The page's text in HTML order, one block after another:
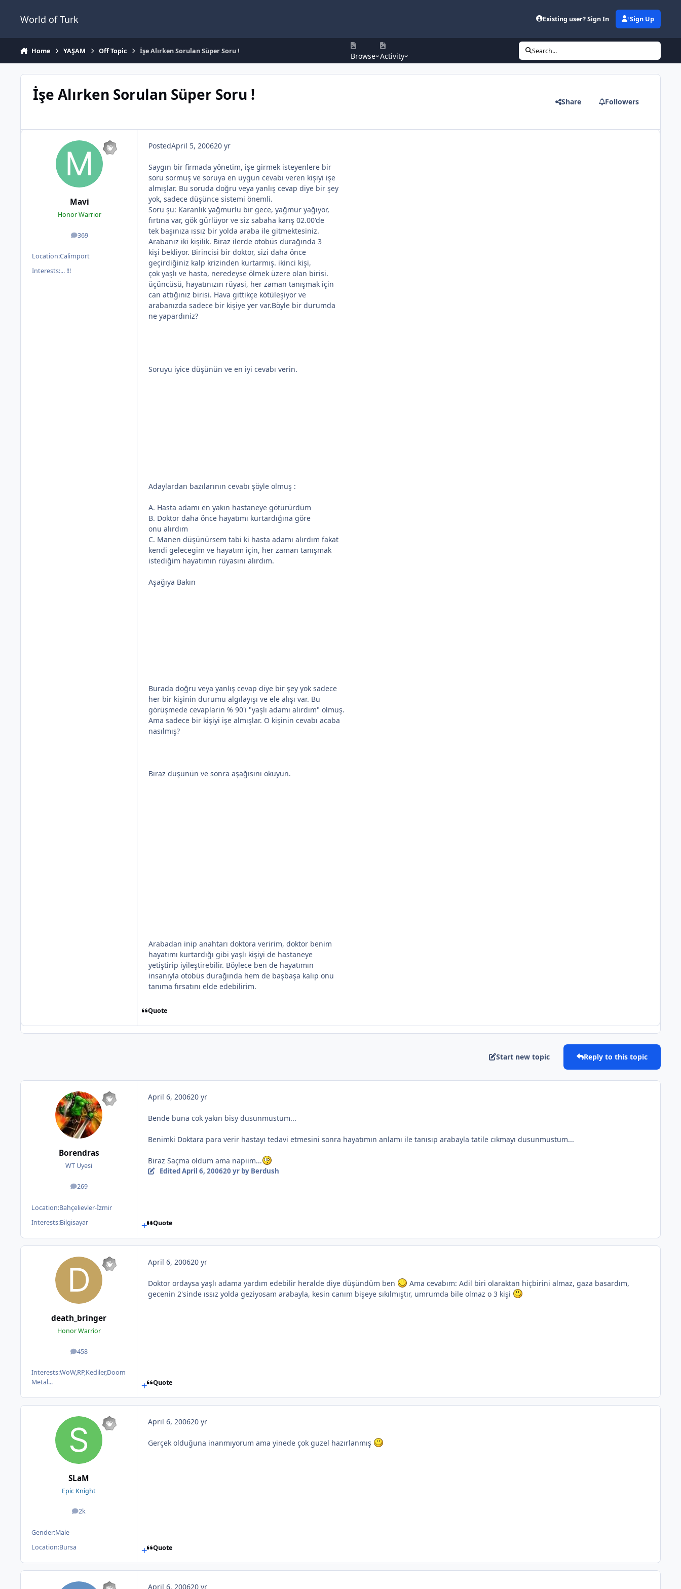
World of Turk Existing user? Sign In Sign Up
Home YAŞAM Off Topic İşe Alırken Sorulan Süper Soru !
Browse Activity
Search...
İşe Alırken Sorulan Süper Soru ! Share Followers
Mavi
Honor Warrior
369
posts
Location:Calimport
Interests:... !!!
PostedApril 5, 200620 yr
Saygın bir firmada yönetim, işe girmek isteyenlere bir
soru sormuş ve soruya en uygun cevabı veren kişiyi işe
almışlar. Bu soruda doğru veya yanlış cevap diye bir şey
yok, sadece düşünce sistemi önemli.
Soru şu: Karanlık yağmurlu bir gece, yağmur yağıyor,
fırtına var, gök gürlüyor ve siz sabaha karış 02.00'de
tek başınıza ıssız bir yolda araba ile gitmektesiniz.
Arabanız iki kişilik. Biraz ilerde otobüs durağında 3
kişi bekliyor. Birincisi bir doktor, sizi daha önce
geçirdiğiniz kalp krizinden kurtarmış. ikinci kişi,
çok yaşlı ve hasta, neredeyse ölmek üzere olan birisi.
üçüncüsü, hayatınızın rüyasi, her zaman tanışmak için
can attığınız birisi. Hava gittikçe kötüleşiyor ve
arabanızda sadece bir kişiye yer var.Böyle bir durumda
ne yapardıniz?
Soruyu iyice düşünün ve en iyi cevabı verin.
Adaylardan bazılarının cevabı şöyle olmuş :
A. Hasta adamı en yakın hastaneye götürürdüm
B. Doktor daha önce hayatımı kurtardığına göre
onu alırdım
C. Manen düşünürsem tabi ki hasta adamı alırdım fakat
kendi gelecegim ve hayatım için, her zaman tanışmak
istediğim hayatımın rüyasını alırdım.
Aşağıya Bakın
Burada doğru veya yanlış cevap diye bir şey yok sadece
her bir kişinin durumu algılayışı ve ele alışı var. Bu
görüşmede cevaplarin % 90'ı "yaşlı adamı alırdım" olmuş.
Ama sadece bir kişiyi işe almışlar. O kişinin cevabı acaba
nasılmış?
Biraz düşünün ve sonra aşağısını okuyun.
Arabadan inip anahtarı doktora veririm, doktor benim
hayatımı kurtardığı gibi yaşlı kişiyi de hastaneye
yetiştirip iyileştirebilir. Böylece ben de hayatımın
insanıyla otobüs durağında hem de başbaşa kalıp onu
tanıma fırsatını elde edebilirim.
Quote
Start new topic Reply to this topic
Borendras
WT Uyesi
269
posts
Location:Bahçelievler-İzmir
Interests:Bilgisayar
April 6, 200620 yr
Bende buna cok yakın bisy dusunmustum...
Benimki Doktara para verir hastayı tedavi etmesini sonra hayatımın anlamı ile tanısıp arabayla tatile cıkmayı dusunmustum...
Biraz Saçma oldum ama napiim...
EditedApril 6, 200620 yrby Berdush
Quote
death_bringer
Honor Warrior
458
posts
Interests:WoW,RP,Kediler,Doom
Metal...
April 6, 200620 yr
Doktor ordaysa yaşlı adama yardım edebilir heralde diye düşündüm ben
Ama cevabım: Adil biri olaraktan hiçbirini almaz, gaza basardım,
gecenin 2'sinde ıssız yolda geziyosam arabayla, kesin canım bişeye sıkılmıştır, umrumda bile olmaz o 3 kişi
Quote
SLaM
Epic Knight
2k
posts
Gender:Male
Location:Bursa
April 6, 200620 yr
Gerçek olduğuna inanmıyorum ama yinede çok guzel hazırlanmış
Quote
April 6, 200620 yr